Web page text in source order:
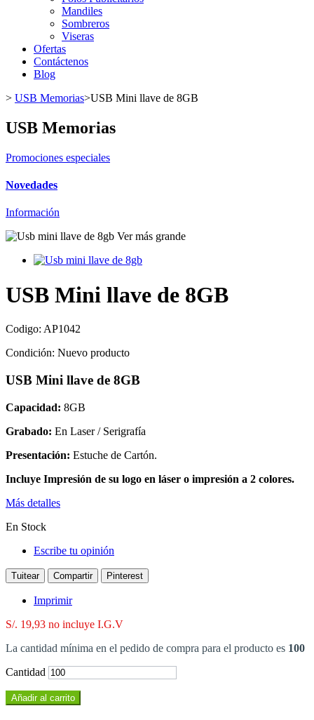
Mandiles
Sombreros
Viseras
Ofertas
Contáctenos
Blog
> USB Memorias>USB Mini llave de 8GB
USB Memorias
Promociones especiales
Novedades
Información
Ver más grande
USB Mini llave de 8GB
Codigo: AP1042
Condición: Nuevo producto
USB Mini llave de 8GB
Capacidad: 8GB
Grabado: En Laser / Serigrafía
Presentación: Estuche de Cartón.
Incluye Impresión de su logo en láser o impresión a 2 colores.
Más detalles
En Stock
Escribe tu opinión
Tuitear Compartir Pinterest
Imprimir
S/. 19,93 no incluye I.G.V
La cantidad mínima en el pedido de compra para el producto es 100
Cantidad
Añadir al carrito